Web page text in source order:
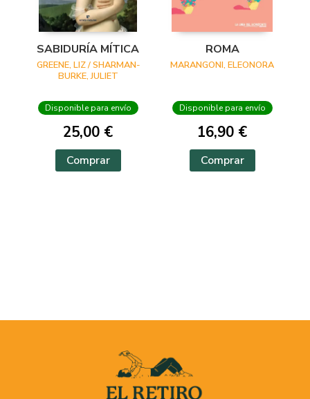
SABIDURÍA MÍTICA
GREENE, LIZ / SHARMAN-
BURKE, JULIET
Disponible para envío
25,00 €
Comprar
ROMA
MARANGONI, ELEONORA
Disponible para envío
16,90 €
Comprar